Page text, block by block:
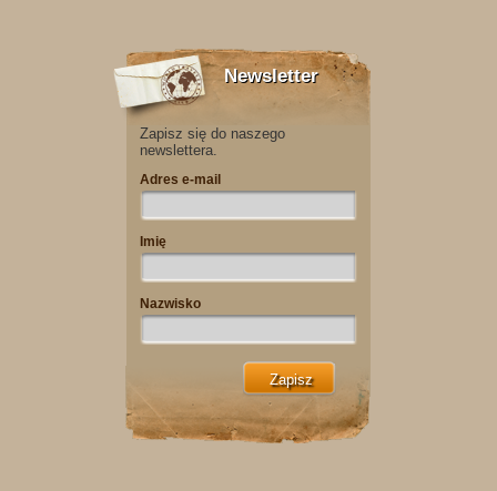
Newsletter
Zapisz się do naszego
newslettera.
Adres e-mail
Imię
Nazwisko